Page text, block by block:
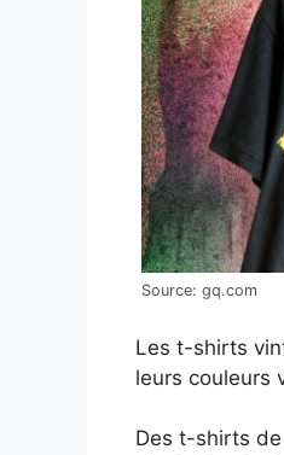
Source: gq.com
Les t-shirts
leurs couleurs
Des t-shirts